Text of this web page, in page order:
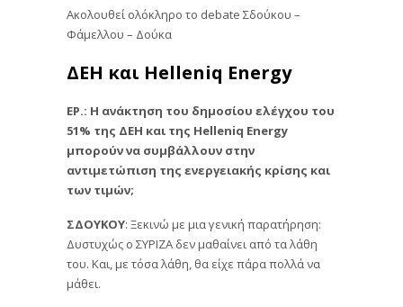
Ακολουθεί ολόκληρο το debate Σδούκου –
Φάμελλου – Δούκα
ΔΕΗ και Helleniq Energy
ΕΡ.: Η ανάκτηση του δημοσίου ελέγχου του
51% της ΔΕΗ και της Helleniq Energy
μπορούν να συμβάλλουν στην
αντιμετώπιση της ενεργειακής κρίσης και
των τιμών;
ΣΔΟΥΚΟΥ: Ξεκινώ με μια γενική παρατήρηση:
Δυστυχώς ο ΣΥΡΙΖΑ δεν μαθαίνει από τα λάθη
του. Και, με τόσα λάθη, θα είχε πάρα πολλά να
μάθει.